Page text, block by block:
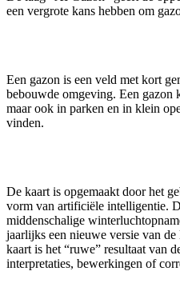
een vergrote kans hebben om
Een gazon is een veld met kort
bebouwde omgeving. Een gazon
maar ook in parken en in klein
vinden.
De kaart is opgemaakt door het
vorm van artificiële intelligentie.
middenschalige
jaarlijks een nieuwe versie van
kaart is het “ruwe” resultaat van
interpretaties, bewerkingen of